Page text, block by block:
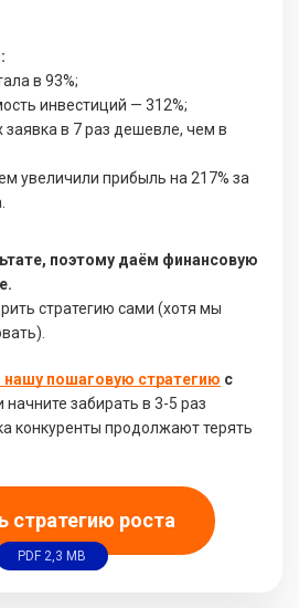
в 93%;
инвестиций — 312%;
в 7 раз дешевле, чем в
увеличили прибыль на 217% за
поэтому даём финансовую
стратегию сами (хотя мы
нашу пошаговую стратегию с
начните забирать в 3-5 раз
конкуренты продолжают терять
стратегию роста
PDF 2,3 MB